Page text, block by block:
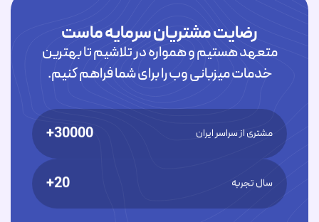
رضایت مشتریان سرمایه ماست
متعهد هستیم و همواره در تلاشیم تا بهترین
خدمات میزبانی وب را برای شما فراهم کنیم.
مشتری از سراسر ایران 30000+
سال تجربه 20+